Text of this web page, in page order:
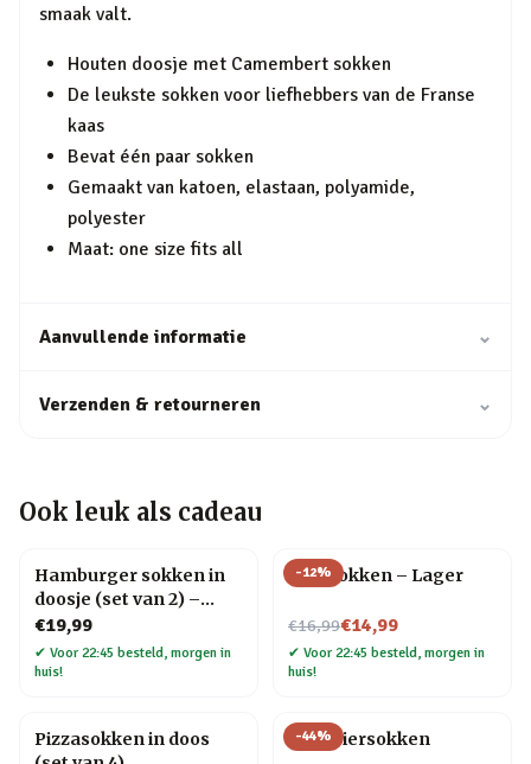
smaak valt.
Houten doosje met Camembert sokken
De leukste sokken voor liefhebbers van de Franse
kaas
Bevat één paar sokken
Gemaakt van katoen, elastaan, polyamide,
polyester
Maat: one size fits all
Aanvullende informatie ⌄
Verzenden & retourneren ⌄
Ook leuk als cadeau
Hamburger sokken in
doosje (set van 2) –
Maat 41 t/m 45
€19,99
✔ Voor 22:45 besteld, morgen in
huis!
-12%
Bier sokken – Lager
€16,99
Nu voor€14,99
✔ Voor 22:45 besteld, morgen in
huis!
Pizzasokken in doos
-44%
Gele biersokken